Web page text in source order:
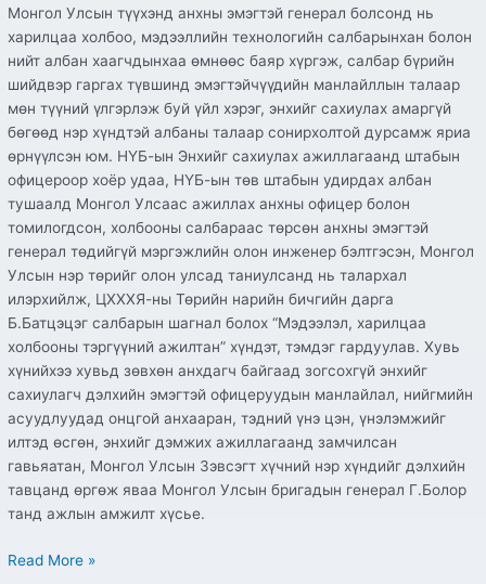
Монгол Улсын түүхэнд анхны эмэгтэй генерал болсонд нь
харилцаа холбоо, мэдээллийн технологийн салбарынхан болон
нийт албан хаагчдынхаа өмнөөс баяр хүргэж, салбар бүрийн
шийдвэр гаргах түвшинд эмэгтэйчүүдийн манлайллын талаар
мөн түүний үлгэрлэж буй үйл хэрэг, энхийг сахиулах амаргүй
бөгөөд нэр хүндтэй албаны талаар сонирхолтой дурсамж яриа
өрнүүлсэн юм. НҮБ-ын Энхийг сахиулах ажиллагаанд штабын
офицероор хоёр удаа, НҮБ-ын төв штабын удирдах албан
тушаалд Монгол Улсаас ажиллах анхны офицер болон
томилогдсон, холбооны салбараас төрсөн анхны эмэгтэй
генерал төдийгүй мэргэжлийн олон инженер бэлтгэсэн, Монгол
Улсын нэр төрийг олон улсад таниулсанд нь талархал
илэрхийлж, ЦХХХЯ-ны Төрийн нарийн бичгийн дарга
Б.Батцэцэг салбарын шагнал болох “Мэдээлэл, харилцаа
холбооны тэргүүний ажилтан” хүндэт, тэмдэг гардуулав. Хувь
хүнийхээ хувьд зөвхөн анхдагч байгаад зогсохгүй энхийг
сахиулагч дэлхийн эмэгтэй офицеруудын манлайлал, нийгмийн
асуудлуудад онцгой анхааран, тэдний үнэ цэн, үнэлэмжийг
илтэд өсгөн, энхийг дэмжих ажиллагаанд замчилсан
гавьяатан, Монгол Улсын Зэвсэгт хүчний нэр хүндийг дэлхийн
тавцанд өргөж яваа Монгол Улсын бригадын генерал Г.Болор
танд ажлын амжилт хүсье.
Read More »